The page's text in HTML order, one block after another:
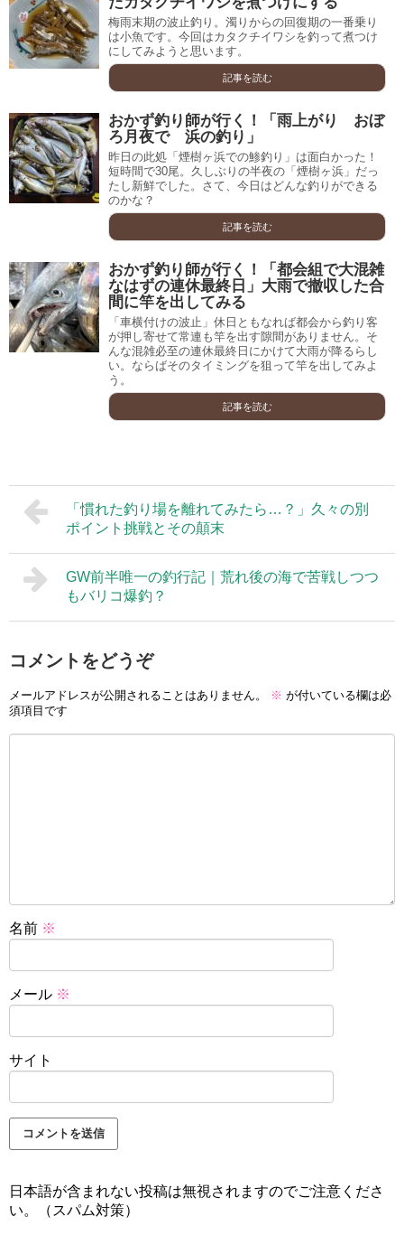
梅雨末期の波止釣り。濁りからの回復期の一番乗り
は小魚です。今回はカタクチイワシを釣って煮つけ
にしてみようと思います。
記事を読む
おかず釣り師が行く！「雨上がり おぼ
ろ月夜で 浜の釣り」
昨日の此処「煙樹ヶ浜での鯵釣り」は面白かった！
短時間で30尾。久しぶりの半夜の「煙樹ヶ浜」だっ
たし新鮮でした。さて、今日はどんな釣りができる
のかな？
記事を読む
おかず釣り師が行く！「都会組で大混雑
なはずの連休最終日」大雨で撤収した合
間に竿を出してみる
「車横付けの波止」休日ともなれば都会から釣り客
が押し寄せて常連も竿を出す隙間がありません。そ
んな混雑必至の連休最終日にかけて大雨が降るらし
い。ならばそのタイミングを狙って竿を出してみよ
う。
記事を読む
「慣れた釣り場を離れてみたら…？」久々の別
ポイント挑戦とその顛末
GW前半唯一の釣行記｜荒れ後の海で苦戦しつつ
もバリコ爆釣？
コメントをどうぞ
メールアドレスが公開されることはありません。 ※ が付いている欄は必
須項目です
名前 ※
メール ※
サイト
日本語が含まれない投稿は無視されますのでご注意くださ
い。（スパム対策）